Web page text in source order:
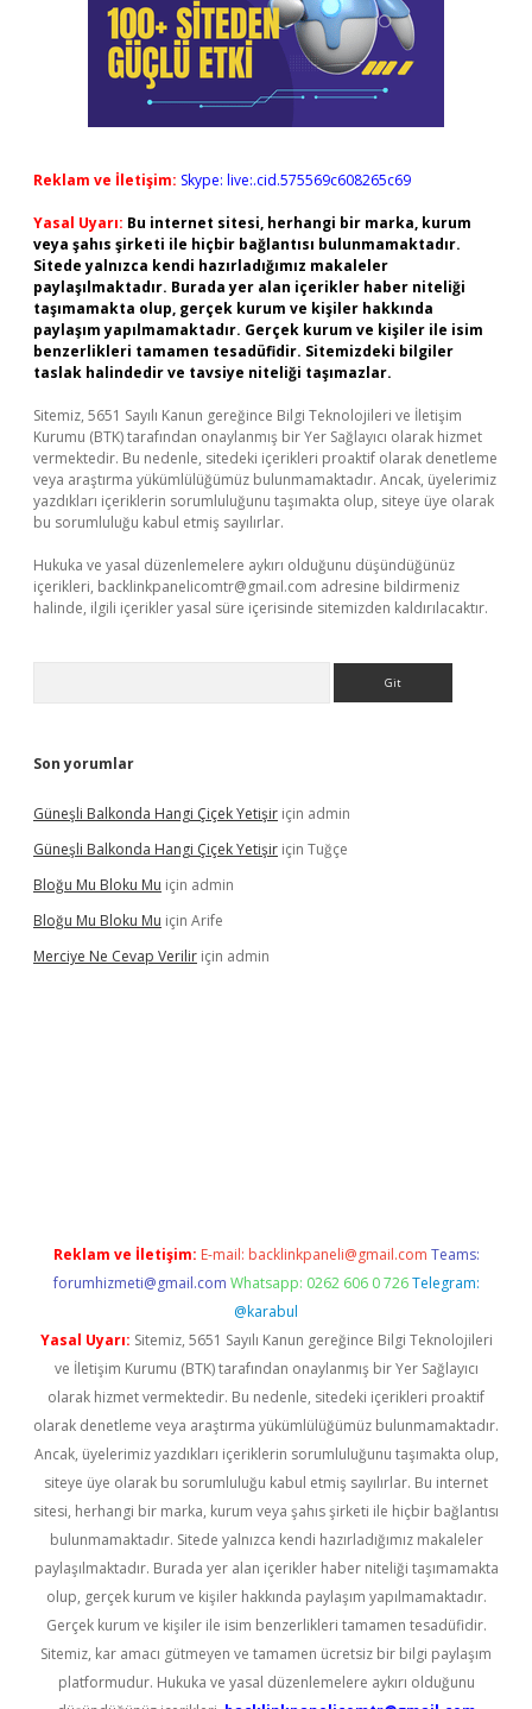
Reklam ve İletişim: Skype: live:.cid.575569c608265c69
Yasal Uyarı: Bu internet sitesi, herhangi bir marka, kurum
veya şahıs şirketi ile hiçbir bağlantısı bulunmamaktadır.
Sitede yalnızca kendi hazırladığımız makaleler
paylaşılmaktadır. Burada yer alan içerikler haber niteliği
taşımamakta olup, gerçek kurum ve kişiler hakkında
paylaşım yapılmamaktadır. Gerçek kurum ve kişiler ile isim
benzerlikleri tamamen tesadüfidir. Sitemizdeki bilgiler
taslak halindedir ve tavsiye niteliği taşımazlar.
Sitemiz, 5651 Sayılı Kanun gereğince Bilgi Teknolojileri ve İletişim
Kurumu (BTK) tarafından onaylanmış bir Yer Sağlayıcı olarak hizmet
vermektedir. Bu nedenle, sitedeki içerikleri proaktif olarak denetleme
veya araştırma yükümlülüğümüz bulunmamaktadır. Ancak, üyelerimiz
yazdıkları içeriklerin sorumluluğunu taşımakta olup, siteye üye olarak
bu sorumluluğu kabul etmiş sayılırlar.
Hukuka ve yasal düzenlemelere aykırı olduğunu düşündüğünüz
içerikleri, backlinkpanelicomtr@gmail.com adresine bildirmeniz
halinde, ilgili içerikler yasal süre içerisinde sitemizden kaldırılacaktır.
Son yorumlar
Güneşli Balkonda Hangi Çiçek Yetişir için admin
Güneşli Balkonda Hangi Çiçek Yetişir için Tuğçe
Bloğu Mu Bloku Mu için admin
Bloğu Mu Bloku Mu için Arife
Merciye Ne Cevap Verilir için admin
Reklam ve İletişim: E-mail: backlinkpaneli@gmail.com Teams:
forumhizmeti@gmail.com Whatsapp: 0262 606 0 726 Telegram:
@karabul
Yasal Uyarı: Sitemiz, 5651 Sayılı Kanun gereğince Bilgi Teknolojileri
ve İletişim Kurumu (BTK) tarafından onaylanmış bir Yer Sağlayıcı
olarak hizmet vermektedir. Bu nedenle, sitedeki içerikleri proaktif
olarak denetleme veya araştırma yükümlülüğümüz bulunmamaktadır.
Ancak, üyelerimiz yazdıkları içeriklerin sorumluluğunu taşımakta olup,
siteye üye olarak bu sorumluluğu kabul etmiş sayılırlar. Bu internet
sitesi, herhangi bir marka, kurum veya şahıs şirketi ile hiçbir bağlantısı
bulunmamaktadır. Sitede yalnızca kendi hazırladığımız makaleler
paylaşılmaktadır. Burada yer alan içerikler haber niteliği taşımamakta
olup, gerçek kurum ve kişiler hakkında paylaşım yapılmamaktadır.
Gerçek kurum ve kişiler ile isim benzerlikleri tamamen tesadüfidir.
Sitemiz, kar amacı gütmeyen ve tamamen ücretsiz bir bilgi paylaşım
platformudur. Hukuka ve yasal düzenlemelere aykırı olduğunu